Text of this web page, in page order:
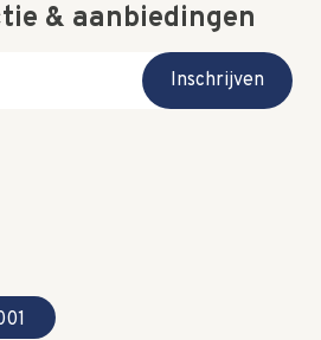
& aanbiedingen
Inschrijven